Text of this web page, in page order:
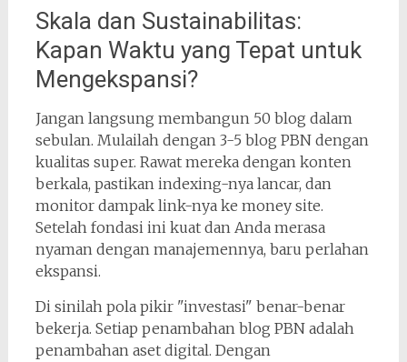
Skala dan Sustainabilitas:
Kapan Waktu yang Tepat untuk
Mengekspansi?
Jangan langsung membangun 50 blog dalam
sebulan. Mulailah dengan 3-5 blog PBN dengan
kualitas super. Rawat mereka dengan konten
berkala, pastikan indexing-nya lancar, dan
monitor dampak link-nya ke money site.
Setelah fondasi ini kuat dan Anda merasa
nyaman dengan manajemennya, baru perlahan
ekspansi.
Di sinilah pola pikir "investasi" benar-benar
bekerja. Setiap penambahan blog PBN adalah
penambahan aset digital. Dengan